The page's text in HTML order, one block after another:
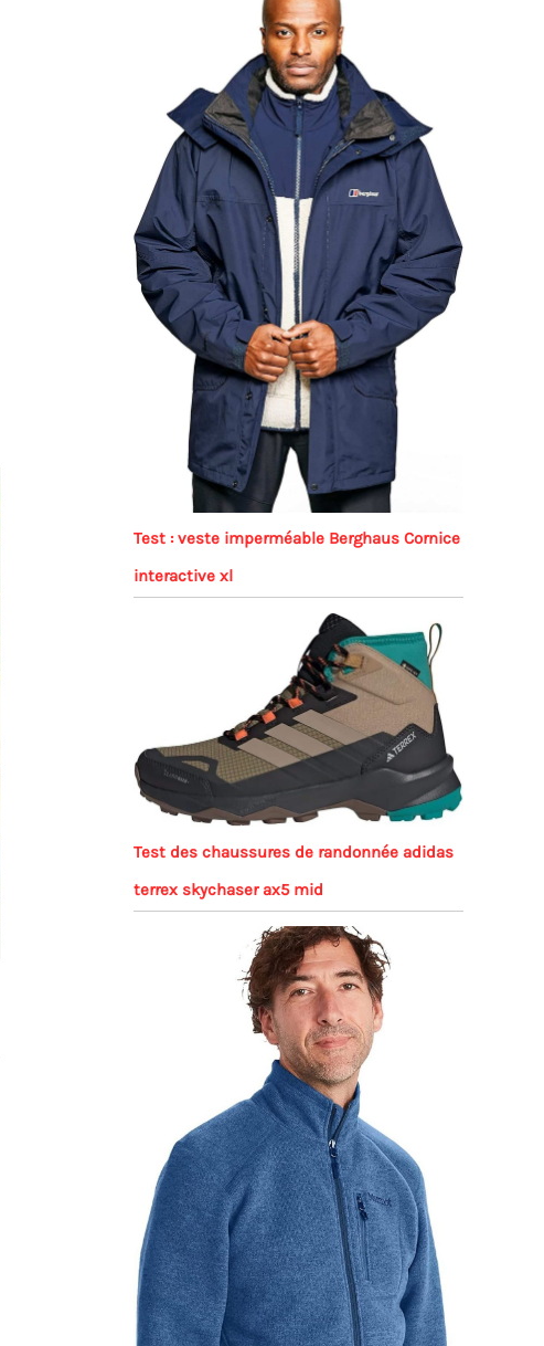
Test : veste imperméable Berghaus Cornice
interactive xl
Test des chaussures de randonnée adidas
terrex skychaser ax5 mid